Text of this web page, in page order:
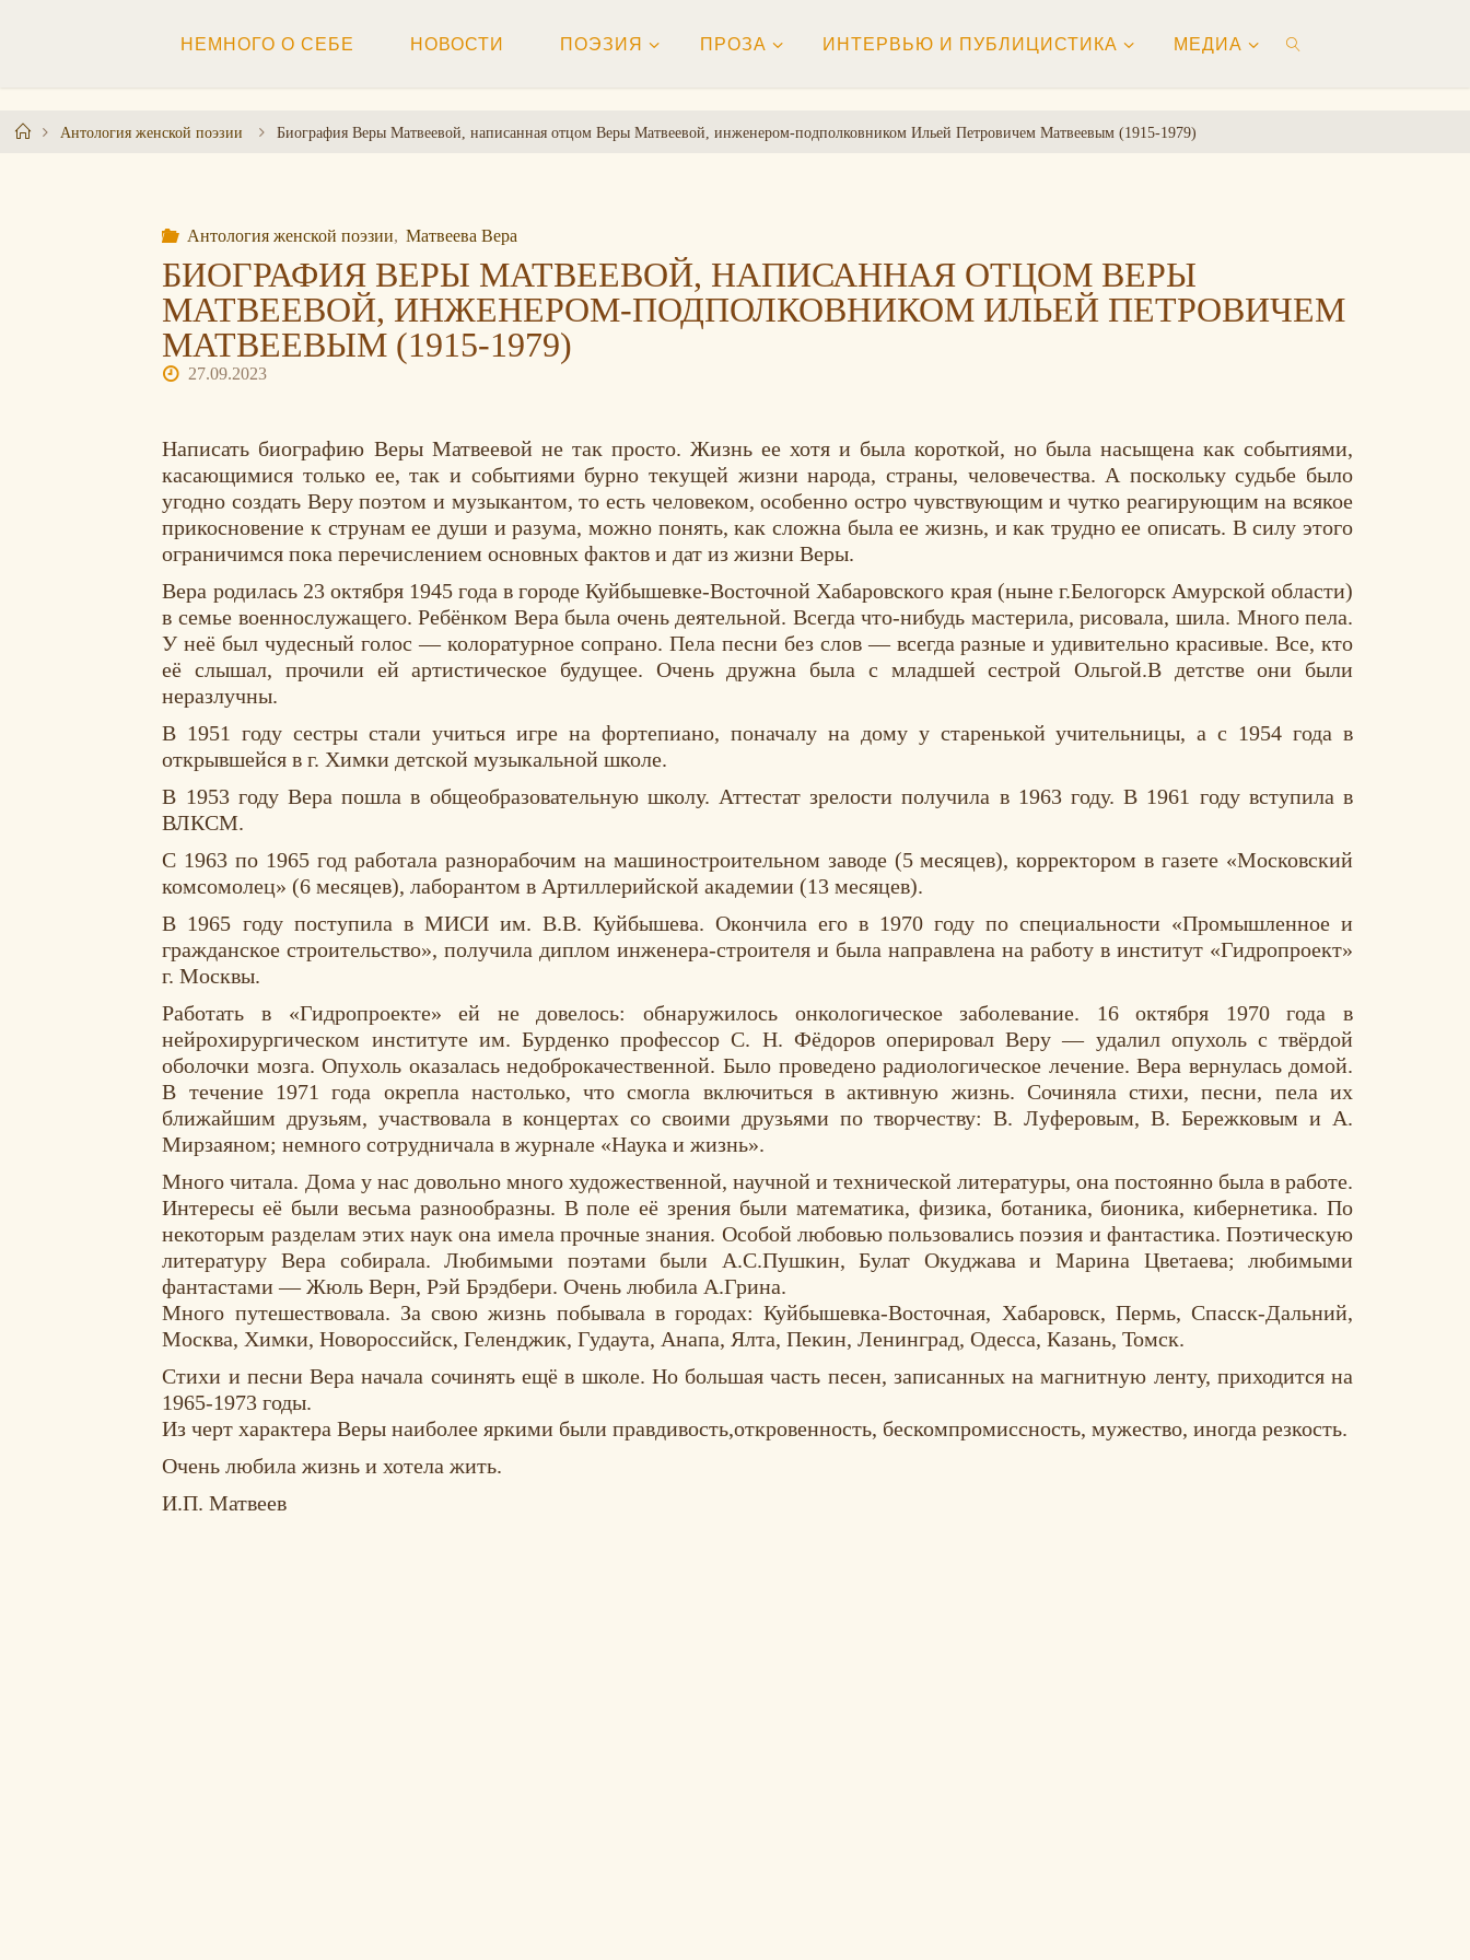
содержимому
НЕМНОГО О СЕБЕ НОВОСТИ ПОЭЗИЯ ПРОЗА ИНТЕРВЬЮ И ПУБЛИЦИСТИКА МЕДИА
ГлавнаяАнтология женской поэзии Биография Веры Матвеевой, написанная отцом Веры Матвеевой, инженером-подполковником Ильей Петровичем Матвеевым (1915-1979)
Антология женской поэзии, Матвеева Вера
БИОГРАФИЯ ВЕРЫ МАТВЕЕВОЙ, НАПИСАННАЯ ОТЦОМ ВЕРЫ
МАТВЕЕВОЙ, ИНЖЕНЕРОМ-ПОДПОЛКОВНИКОМ ИЛЬЕЙ ПЕТРОВИЧЕМ
МАТВЕЕВЫМ (1915-1979)
27.09.2023
Написать биографию Веры Матвеевой не так просто. Жизнь ее хотя и была короткой, но была насыщена как событиями,
касающимися только ее, так и событиями бурно текущей жизни народа, страны, человечества. А поскольку судьбе было
угодно создать Веру поэтом и музыкантом, то есть человеком, особенно остро чувствующим и чутко реагирующим на всякое
прикосновение к струнам ее души и разума, можно понять, как сложна была ее жизнь, и как трудно ее описать. В силу этого
ограничимся пока перечислением основных фактов и дат из жизни Веры.
Вера родилась 23 октября 1945 года в городе Куйбышевке-Восточной Хабаровского края (ныне г.Белогорск Амурской области)
в семье военнослужащего. Ребёнком Вера была очень деятельной. Всегда что-нибудь мастерила, рисовала, шила. Много пела.
У неё был чудесный голос — колоратурное сопрано. Пела песни без слов — всегда разные и удивительно красивые. Все, кто
её слышал, прочили ей артистическое будущее. Очень дружна была с младшей сестрой Ольгой.В детстве они были
неразлучны.
В 1951 году сестры стали учиться игре на фортепиано, поначалу на дому у старенькой учительницы, а с 1954 года в
открывшейся в г. Химки детской музыкальной школе.
В 1953 году Вера пошла в общеобразовательную школу. Аттестат зрелости получила в 1963 году. В 1961 году вступила в
ВЛКСМ.
С 1963 по 1965 год работала разнорабочим на машиностроительном заводе (5 месяцев), корректором в газете «Московский
комсомолец» (6 месяцев), лаборантом в Артиллерийской академии (13 месяцев).
В 1965 году поступила в МИСИ им. В.В. Куйбышева. Окончила его в 1970 году по специальности «Промышленное и
гражданское строительство», получила диплом инженера-строителя и была направлена на работу в институт «Гидропроект»
г. Москвы.
Работать в «Гидропроекте» ей не довелось: обнаружилось онкологическое заболевание. 16 октября 1970 года в
нейрохирургическом институте им. Бурденко профессор С. Н. Фёдоров оперировал Веру — удалил опухоль с твёрдой
оболочки мозга. Опухоль оказалась недоброкачественной. Было проведено радиологическое лечение. Вера вернулась домой.
В течение 1971 года окрепла настолько, что смогла включиться в активную жизнь. Сочиняла стихи, песни, пела их
ближайшим друзьям, участвовала в концертах со своими друзьями по творчеству: В. Луферовым, В. Бережковым и А.
Мирзаяном; немного сотрудничала в журнале «Наука и жизнь».
Много читала. Дома у нас довольно много художественной, научной и технической литературы, она постоянно была в работе.
Интересы её были весьма разнообразны. В поле её зрения были математика, физика, ботаника, бионика, кибернетика. По
некоторым разделам этих наук она имела прочные знания. Особой любовью пользовались поэзия и фантастика. Поэтическую
литературу Вера собирала. Любимыми поэтами были А.С.Пушкин, Булат Окуджава и Марина Цветаева; любимыми
фантастами — Жюль Верн, Рэй Брэдбери. Очень любила А.Грина.
Много путешествовала. За свою жизнь побывала в городах: Куйбышевка-Восточная, Хабаровск, Пермь, Спасск-Дальний,
Москва, Химки, Новороссийск, Геленджик, Гудаута, Анапа, Ялта, Пекин, Ленинград, Одесса, Казань, Томск.
Стихи и песни Вера начала сочинять ещё в школе. Но большая часть песен, записанных на магнитную ленту, приходится на
1965-1973 годы.
Из черт характера Веры наиболее яркими были правдивость,откровенность, бескомпромиссность, мужество, иногда резкость.
Очень любила жизнь и хотела жить.
И.П. Матвеев